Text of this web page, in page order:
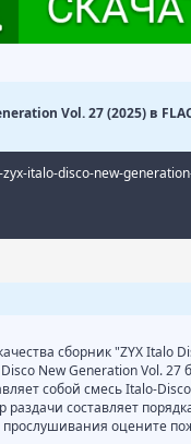
Vol. 27 (2025) в
italo-disco-new-
сборник "ZYX Italo
New Generation Vol. 27
собой смесь Italo-
раздачи составляет
оцените